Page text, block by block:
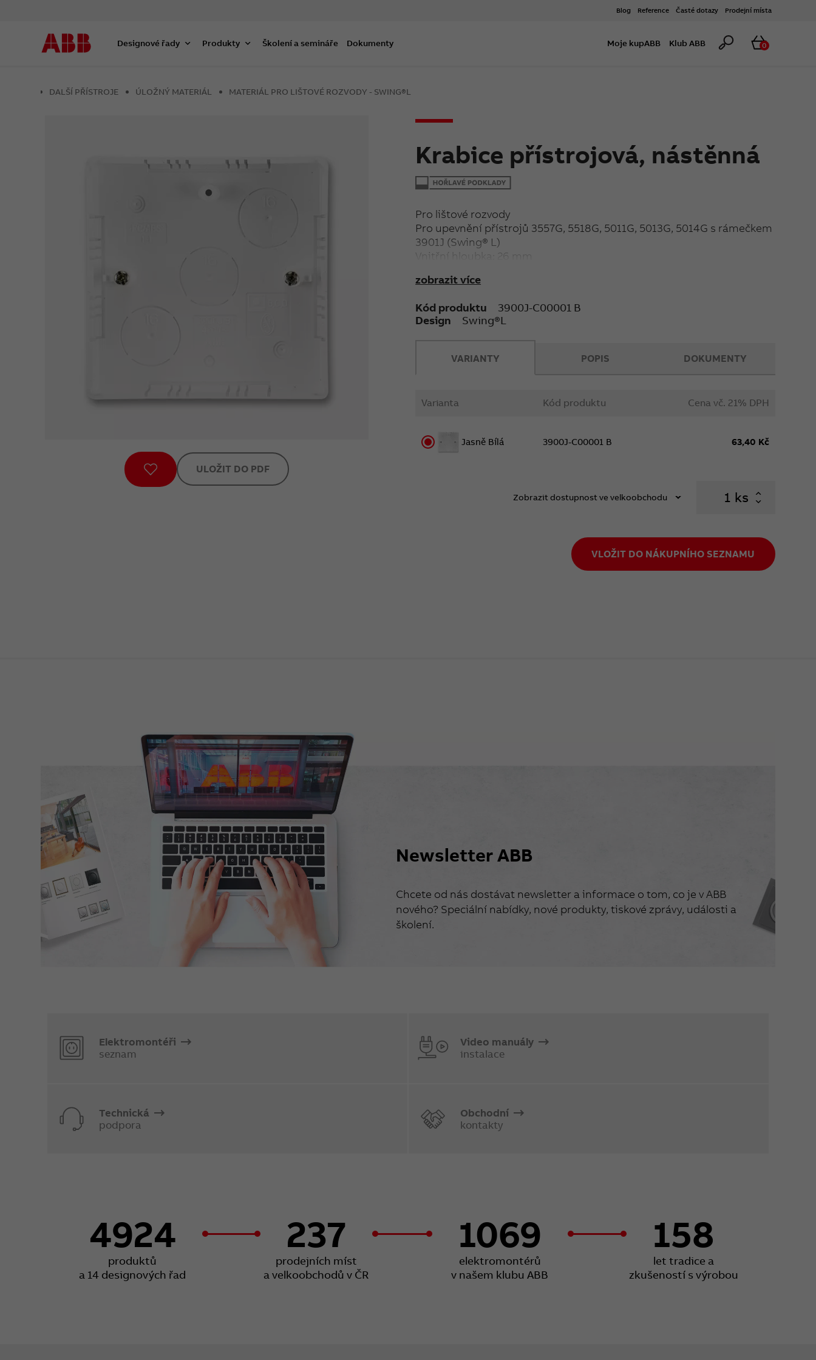
Blog Reference Časté dotazy Prodejní místa
Designové řady Produkty Školení a semináře Dokumenty Moje kupABB Klub ABB Hledat
0
DALŠÍ PŘÍSTROJE ÚLOŽNÝ MATERIÁL MATERIÁL PRO LIŠTOVÉ ROZVODY - SWING®L
Krabice přístrojová, nástěnná
Pro lištové rozvody
Pro upevnění přístrojů 3557G, 5518G, 5011G, 5013G, 5014G s rámečkem
3901J (Swing® L)
Vnitřní hloubka: 26 mm
zobrazit více
Kód produktu
3900J-C00001 B
Design
Swing®L
ULOŽIT DO PDF
VARIANTY
Varianta Kód produktu Cena vč. 21% DPH
Jasně Bílá 3900J-C00001 B 63,40 Kč
Zobrazit dostupnost ve velkoobchodu ks
VLOŽIT DO NÁKUPNÍHO SEZNAMU
POPIS DOKUMENTY
Newsletter ABB
Chcete od nás dostávat newsletter a informace o tom, co je v ABB
nového? Speciální nabídky, nové produkty, tiskové zprávy, události a
školení.
Elektromontéři
seznam
Video manuály
instalace
Technická
podpora
Obchodní
kontakty
4924
produktů
a 14 designových řad
237
prodejních míst
a velkoobchodů v ČR
1069
elektromontérů
v našem klubu ABB
158
let tradice a
zkušeností s výrobou